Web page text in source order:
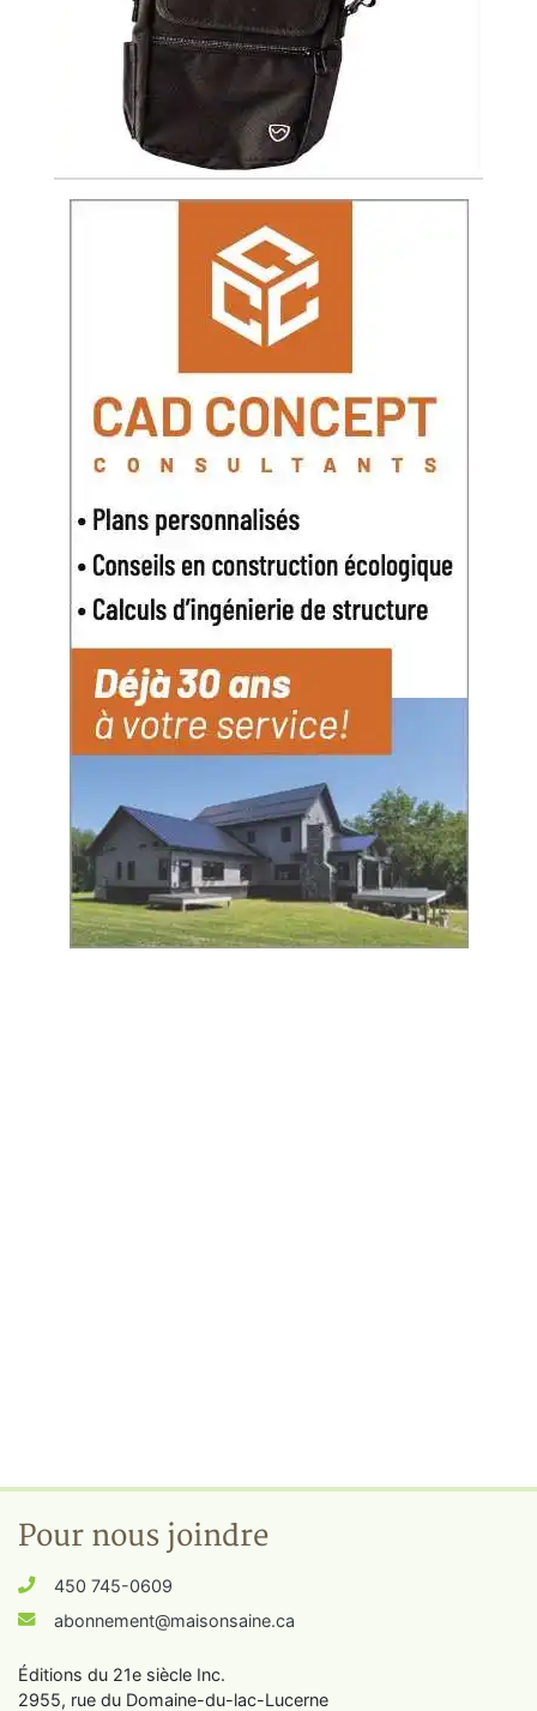
Pour nous joindre
450 745-0609
abonnement@maisonsaine.ca
Éditions du 21e siècle Inc.
2955, rue du Domaine-du-lac-Lucerne